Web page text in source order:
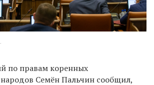
по правам коренных
Семён Пальчин сообщил,